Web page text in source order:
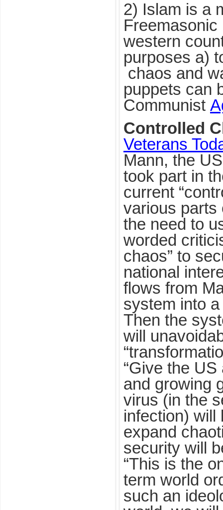
2) Islam is a
western
purposes a)
chaos and
puppets can
Communist
Controlled
Veterans
Mann, the
took part in
current
various parts
the need to
worded
chaos” to
national
flows from
system into a
Then the
will
“Give the
and growing
virus (in the
infection) will
expand
security will
“This is the
term world
such an